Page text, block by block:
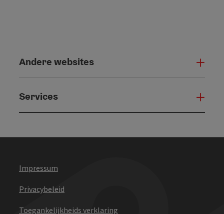
Andere websites
Services
Impressum
Privacybeleid
Toegankelijkheids verklaring